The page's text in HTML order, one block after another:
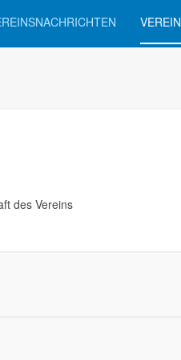
VEREIN
des Vereins